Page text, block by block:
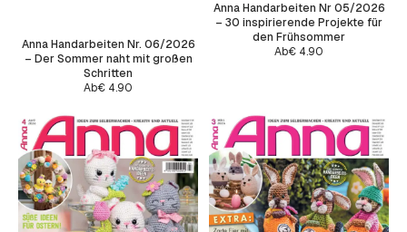
Anna Handarbeiten Nr. 06/2026
– Der Sommer naht mit großen
Schritten
Ab€ 4.90
Anna Handarbeiten Nr 05/2026
– 30 inspirierende Projekte für
den Frühsommer
Ab€ 4.90